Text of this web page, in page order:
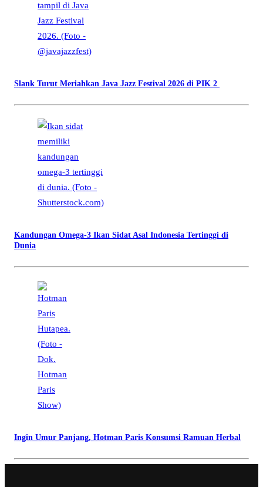
Slank Turut Meriahkan Java Jazz Festival 2026 di PIK 2
Kandungan Omega-3 Ikan Sidat Asal Indonesia Tertinggi di
Dunia
Ingin Umur Panjang, Hotman Paris Konsumsi Ramuan Herbal